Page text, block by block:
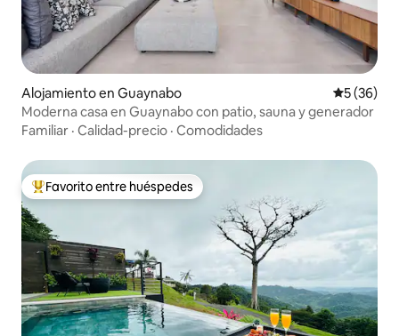
Alojamiento en Guaynabo
5 (36)
Moderna casa en Guaynabo con patio, sauna y generador
Familiar · Calidad-precio · Comodidades
Favorito entre huéspedes preferido
Favorito entre huéspedes